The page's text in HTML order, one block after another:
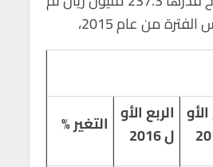
pمن عام 2015،
الربع الأو
ل 2016
التغير %